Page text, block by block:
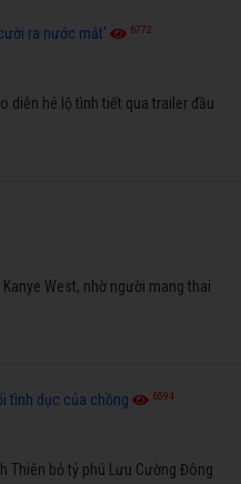
ra nước mắt' 6772
diễn hé lộ tình tiết qua trailer đầu
West, nhờ người mang thai
tình dục của chồng 6594
Thiên bỏ tỷ phú Lưu Cường Đông